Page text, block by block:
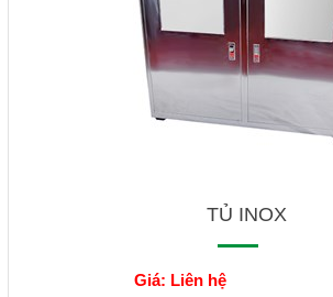
TỦ INOX
Giá: Liên hệ